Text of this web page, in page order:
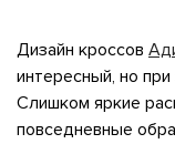
Дизайн кроссов
интересный, но
Слишком яркие
повседневные